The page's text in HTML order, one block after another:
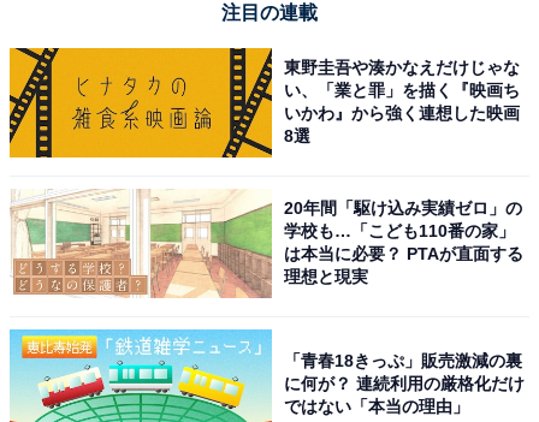
注目の連載
東野圭吾や湊かなえだけじゃな
い、「業と罪」を描く『映画ち
いかわ』から強く連想した映画
8選
20年間「駆け込み実績ゼロ」の
学校も…「こども110番の家」
は本当に必要？ PTAが直面する
理想と現実
「青春18きっぷ」販売激減の裏
に何が？ 連続利用の厳格化だけ
ではない「本当の理由」